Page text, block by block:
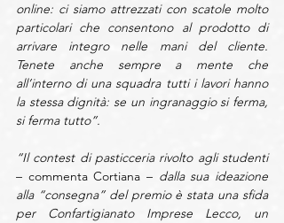
online: ci siamo attrezzati con scatole molto
particolari che consentono al prodotto di
arrivare integro nelle mani del cliente.
Tenete anche sempre a mente che
all’interno di una squadra tutti i lavori hanno
la stessa dignità: se un ingranaggio si ferma,
si ferma tutto”.
“Il contest di pasticceria rivolto agli studenti
– commenta Cortiana – dalla sua ideazione
alla “consegna” del premio è stata una sfida
per Confartigianato Imprese Lecco, un